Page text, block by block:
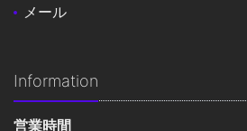
メール
Information
営業時間